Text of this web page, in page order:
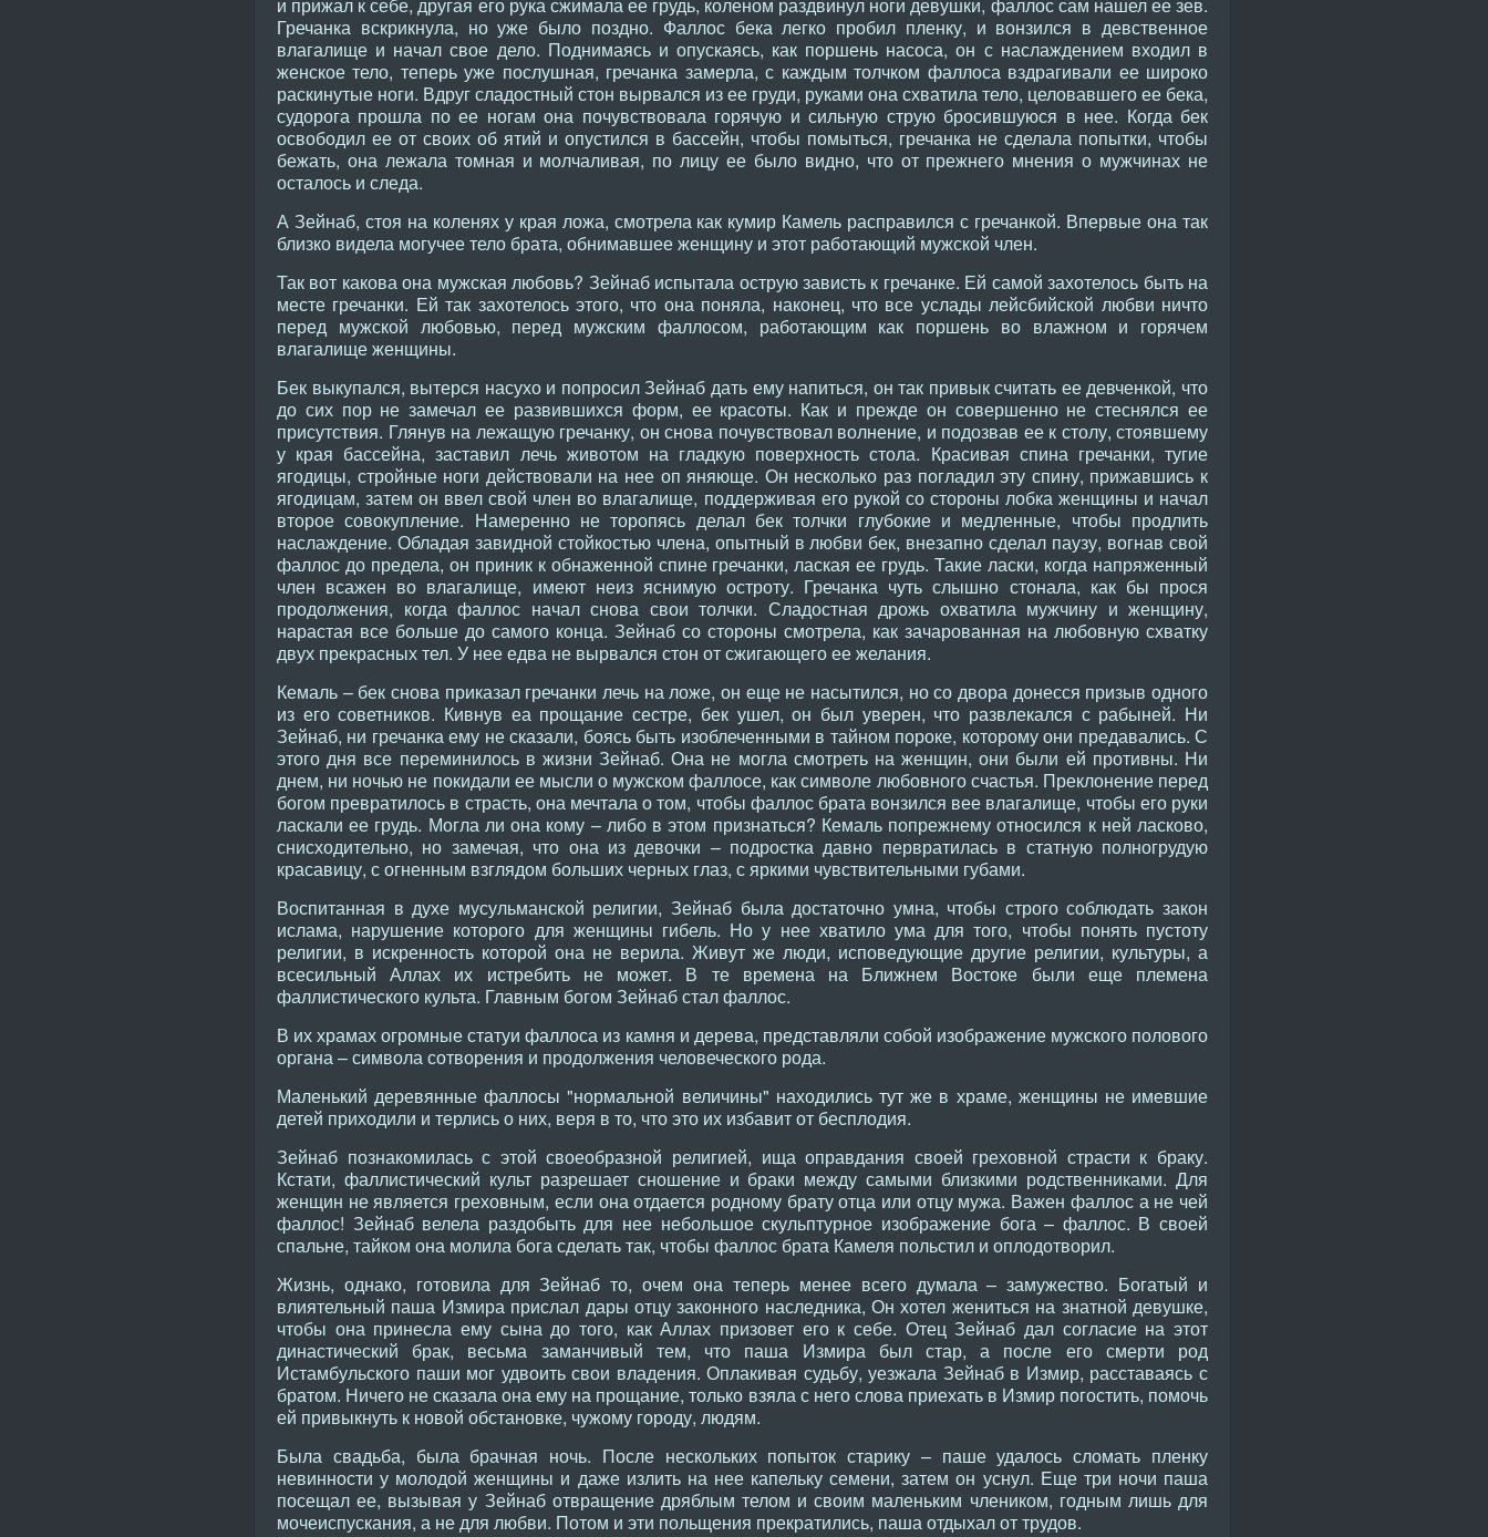
Гречанка вскрикнула, но уже было поздно. Фаллос бека легко пробил пленку, и вонзился в девственное
влагалище и начал свое дело. Поднимаясь и опускаясь, как поршень насоса, он с наслаждением входил в
женское тело, теперь уже послушная, гречанка замерла, с каждым толчком фаллоса вздрагивали ее широко
раскинутые ноги. Вдруг сладостный стон вырвался из ее груди, руками она схватила тело, целовавшего ее бека,
судорога прошла по ее ногам она почувствовала горячую и сильную струю бросившуюся в нее. Когда бек
освободил ее от своих об ятий и опустился в бассейн, чтобы помыться, гречанка не сделала попытки, чтобы
бежать, она лежала томная и молчаливая, по лицу ее было видно, что от прежнего мнения о мужчинах не
осталось и следа.
А Зейнаб, стоя на коленях у края ложа, смотрела как кумир Камель расправился с гречанкой. Впервые она так
близко видела могучее тело брата, обнимавшее женщину и этот работающий мужской член.
Так вот какова она мужская любовь? Зейнаб испытала острую зависть к гречанке. Ей самой захотелось быть на
месте гречанки. Ей так захотелось этого, что она поняла, наконец, что все услады лейсбийской любви ничто
перед мужской любовью, перед мужским фаллосом, работающим как поршень во влажном и горячем
влагалище женщины.
Бек выкупался, вытерся насухо и попросил Зейнаб дать ему напиться, он так привык считать ее девченкой, что
до сих пор не замечал ее развившихся форм, ее красоты. Как и прежде он совершенно не стеснялся ее
присутствия. Глянув на лежащую гречанку, он снова почувствовал волнение, и подозвав ее к столу, стоявшему
у края бассейна, заставил лечь животом на гладкую поверхность стола. Красивая спина гречанки, тугие
ягодицы, стройные ноги действовали на нее оп яняюще. Он несколько раз погладил эту спину, прижавшись к
ягодицам, затем он ввел свой член во влагалище, поддерживая его рукой со стороны лобка женщины и начал
второе совокупление. Намеренно не торопясь делал бек толчки глубокие и медленные, чтобы продлить
наслаждение. Обладая завидной стойкостью члена, опытный в любви бек, внезапно сделал паузу, вогнав свой
фаллос до предела, он приник к обнаженной спине гречанки, лаская ее грудь. Такие ласки, когда напряженный
член всажен во влагалище, имеют неиз яснимую остроту. Гречанка чуть слышно стонала, как бы прося
продолжения, когда фаллос начал снова свои толчки. Сладостная дрожь охватила мужчину и женщину,
нарастая все больше до самого конца. Зейнаб со стороны смотрела, как зачарованная на любовную схватку
двух прекрасных тел. У нее едва не вырвался стон от сжигающего ее желания.
Кемаль – бек снова приказал гречанки лечь на ложе, он еще не насытился, но со двора донесся призыв одного
из его советников. Кивнув еа прощание сестре, бек ушел, он был уверен, что развлекался с рабыней. Ни
Зейнаб, ни гречанка ему не сказали, боясь быть изоблеченными в тайном пороке, которому они предавались. С
этого дня все переминилось в жизни Зейнаб. Она не могла смотреть на женщин, они были ей противны. Ни
днем, ни ночью не покидали ее мысли о мужском фаллосе, как символе любовного счастья. Преклонение перед
богом превратилось в страсть, она мечтала о том, чтобы фаллос брата вонзился вее влагалище, чтобы его руки
ласкали ее грудь. Могла ли она кому – либо в этом признаться? Кемаль попрежнему относился к ней ласково,
снисходительно, но замечая, что она из девочки – подростка давно первратилась в статную полногрудую
красавицу, с огненным взглядом больших черных глаз, с яркими чувствительными губами.
Воспитанная в духе мусульманской религии, Зейнаб была достаточно умна, чтобы строго соблюдать закон
ислама, нарушение которого для женщины гибель. Но у нее хватило ума для того, чтобы понять пустоту
религии, в искренность которой она не верила. Живут же люди, исповедующие другие религии, культуры, а
всесильный Аллах их истребить не может. В те времена на Ближнем Востоке были еще племена
фаллистического культа. Главным богом Зейнаб стал фаллос.
В их храмах огромные статуи фаллоса из камня и дерева, представляли собой изображение мужского полового
органа – символа сотворения и продолжения человеческого рода.
Маленький деревянные фаллосы "нормальной величины" находились тут же в храме, женщины не имевшие
детей приходили и терлись о них, веря в то, что это их избавит от бесплодия.
Зейнаб познакомилась с этой своеобразной религией, ища оправдания своей греховной страсти к браку.
Кстати, фаллистический культ разрешает сношение и браки между самыми близкими родственниками. Для
женщин не является греховным, если она отдается родному брату отца или отцу мужа. Важен фаллос а не чей
фаллос! Зейнаб велела раздобыть для нее небольшое скульптурное изображение бога – фаллос. В своей
спальне, тайком она молила бога сделать так, чтобы фаллос брата Камеля польстил и оплодотворил.
Жизнь, однако, готовила для Зейнаб то, очем она теперь менее всего думала – замужество. Богатый и
влиятельный паша Измира прислал дары отцу законного наследника, Он хотел жениться на знатной девушке,
чтобы она принесла ему сына до того, как Аллах призовет его к себе. Отец Зейнаб дал согласие на этот
династический брак, весьма заманчивый тем, что паша Измира был стар, а после его смерти род
Истамбульского паши мог удвоить свои владения. Оплакивая судьбу, уезжала Зейнаб в Измир, расставаясь с
братом. Ничего не сказала она ему на прощание, только взяла с него слова приехать в Измир погостить, помочь
ей привыкнуть к новой обстановке, чужому городу, людям.
Была свадьба, была брачная ночь. После нескольких попыток старику – паше удалось сломать пленку
невинности у молодой женщины и даже излить на нее капельку семени, затем он уснул. Еще три ночи паша
посещал ее, вызывая у Зейнаб отвращение дряблым телом и своим маленьким члеником, годным лишь для
мочеиспускания, а не для любви. Потом и эти польщения прекратились, паша отдыхал от трудов.